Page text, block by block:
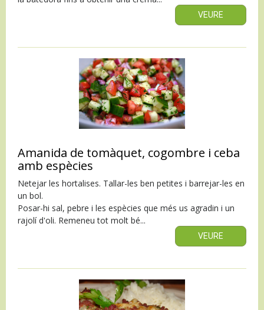
VEURE
Amanida de tomàquet, cogombre i ceba
amb espècies
Netejar les hortalises. Tallar-les ben petites i barrejar-les en
un bol.
Posar-hi sal, pebre i les espècies que més us agradin i un
rajolí d'oli. Remeneu tot molt bé...
VEURE